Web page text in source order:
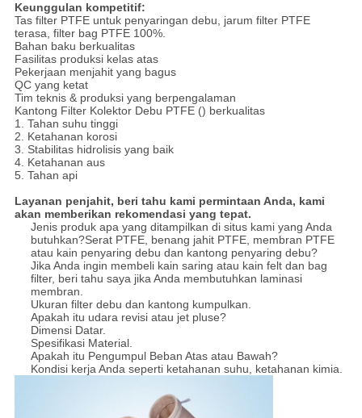
Keunggulan kompetitif:
Tas filter PTFE untuk penyaringan debu, jarum filter PTFE
terasa, filter bag PTFE 100%.
Bahan baku berkualitas
Fasilitas produksi kelas atas
Pekerjaan menjahit yang bagus
QC yang ketat
Tim teknis & produksi yang berpengalaman
Kantong Filter Kolektor Debu PTFE () berkualitas
1. Tahan suhu tinggi
2. Ketahanan korosi
3. Stabilitas hidrolisis yang baik
4. Ketahanan aus
5. Tahan api
Layanan penjahit, beri tahu kami permintaan Anda, kami
akan memberikan rekomendasi yang tepat.
Jenis produk apa yang ditampilkan di situs kami yang Anda
butuhkan?Serat PTFE, benang jahit PTFE, membran PTFE
atau kain penyaring debu dan kantong penyaring debu?
Jika Anda ingin membeli kain saring atau kain felt dan bag
filter, beri tahu saya jika Anda membutuhkan laminasi
membran.
Ukuran filter debu dan kantong kumpulkan.
Apakah itu udara revisi atau jet pluse?
Dimensi Datar.
Spesifikasi Material.
Apakah itu Pengumpul Beban Atas atau Bawah?
Kondisi kerja Anda seperti ketahanan suhu, ketahanan kimia.